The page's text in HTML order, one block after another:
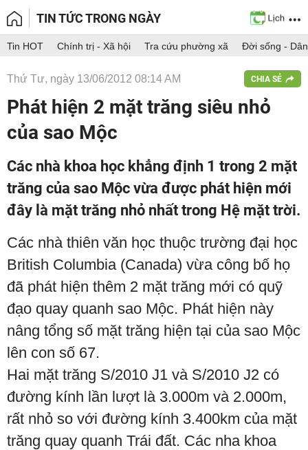
TIN TỨC TRONG NGÀY
Tin HOT Chính trị - Xã hội Tra cứu phường xã Đời sống -
Thứ Tư, ngày 13/06/2012 08:14 AM CHIA SẺ
Phát hiện 2 mặt trăng siêu nhỏ
của sao Mộc
Các nhà khoa học khẳng định 1 trong 2 mặt
trăng của sao Mộc vừa được phát hiện mới
đây là mặt trăng nhỏ nhất trong Hệ mặt trời.
Các nhà thiên văn học thuộc trường đại học
British Columbia (Canada) vừa công bố họ
đã phát hiện thêm 2 mặt trăng mới có quỹ
đạo quay quanh sao Mộc. Phát hiện này
nâng tổng số mặt trăng hiện tại của sao Mộc
lên con số 67.
Hai mặt trăng S/2010 J1 và S/2010 J2 có
đường kính lần lượt là 3.000m và 2.000m,
rất nhỏ so với đường kính 3.400km của mặt
trăng quay quanh Trái đất. Các nha khoa